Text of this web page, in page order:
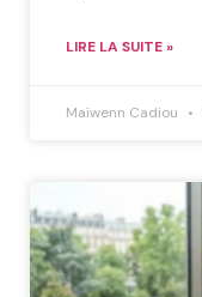
LIRE LA SUITE »
Maïwenn Cadiou